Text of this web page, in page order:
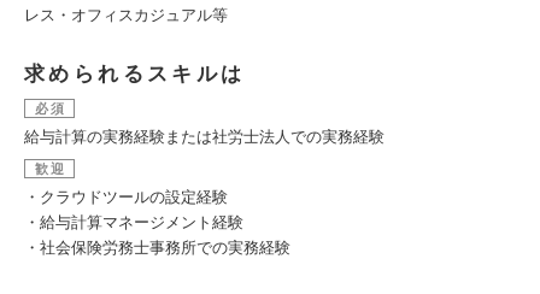
レス・オフィスカジュアル等
求められるスキルは
必須
給与計算の実務経験または社労士法人での実務経験
歓迎
・クラウドツールの設定経験
・給与計算マネージメント経験
・社会保険労務士事務所での実務経験